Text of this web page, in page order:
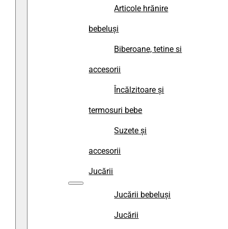
Articole hrănire
bebeluși
Biberoane, tetine si
accesorii
Încălzitoare și
termosuri bebe
Suzete și
accesorii
Jucării
Jucării bebeluși
Jucării